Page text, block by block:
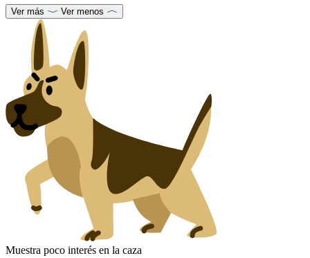
Ver más Ver menos
Muestra poco interés en la caza